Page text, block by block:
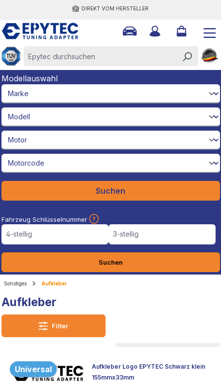
DIREKT VOM HERSTELLER
Modellauswahl
brandId
modelId
engineId
engineCodeId
Suchen
Fahrzeug Schlüsselnummer
4-stellig
3-stellig
Suchen
Sonstiges Aufkleber
Aufkleber
Filter
Universal
Aufkleber Logo EPYTEC Schwarz klein
155mmx33mm